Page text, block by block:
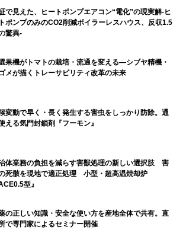
で見えた、ヒートポンプエアコン“電化”の現実解-ヒ
ポンプのみのCO2削減ボイラーレスハウス、反収1.5
驚異-
果機がトマトの栽培・流通を変える―シブヤ精機・
メが描くトレーサビリティ改革の未来
変動で早く・長く発生する害虫をしっかり防除。通
える気門封鎖剤『フーモン』
体業務の負担を減らす害獣処理の新しい選択肢 害
死骸を現地で適正処理 小型・超高温焼却炉
ACE0.5型』
の正しい知識・安全な使い方を産地全体で共有。直
で専門家によるセミナー開催